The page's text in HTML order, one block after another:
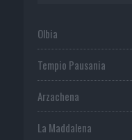
Olbia
Tempio Pausania
Arzachena
La Maddalena